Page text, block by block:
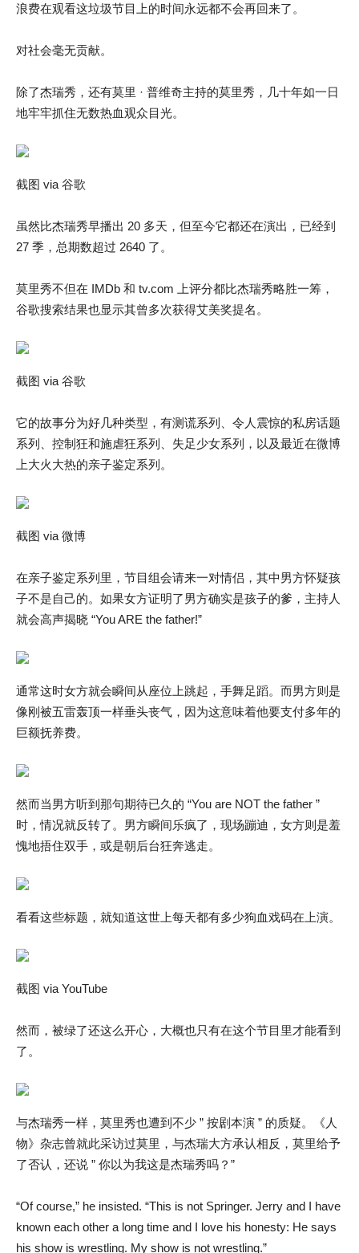
浪费在观看这垃圾节目上的时间永远都不会再回来了。
对社会毫无贡献。
除了杰瑞秀，还有莫里 · 普维奇主持的莫里秀，几十年如一日
地牢牢抓住无数热血观众目光。
截图 via 谷歌
虽然比杰瑞秀早播出 20 多天，但至今它都还在演出，已经到
27 季，总期数超过 2640 了。
莫里秀不但在 IMDb 和 tv.com 上评分都比杰瑞秀略胜一筹，
谷歌搜索结果也显示其曾多次获得艾美奖提名。
截图 via 谷歌
它的故事分为好几种类型，有测谎系列、令人震惊的私房话题
系列、控制狂和施虐狂系列、失足少女系列，以及最近在微博
上大火大热的亲子鉴定系列。
截图 via 微博
在亲子鉴定系列里，节目组会请来一对情侣，其中男方怀疑孩
子不是自己的。如果女方证明了男方确实是孩子的爹，主持人
就会高声揭晓 “You ARE the father!”
通常这时女方就会瞬间从座位上跳起，手舞足蹈。而男方则是
像刚被五雷轰顶一样垂头丧气，因为这意味着他要支付多年的
巨额抚养费。
然而当男方听到那句期待已久的 “You are NOT the father ”
时，情况就反转了。男方瞬间乐疯了，现场蹦迪，女方则是羞
愧地捂住双手，或是朝后台狂奔逃走。
看看这些标题，就知道这世上每天都有多少狗血戏码在上演。
截图 via YouTube
然而，被绿了还这么开心，大概也只有在这个节目里才能看到
了。
与杰瑞秀一样，莫里秀也遭到不少 ” 按剧本演 ” 的质疑。《人
物》杂志曾就此采访过莫里，与杰瑞大方承认相反，莫里给予
了否认，还说 ” 你以为我这是杰瑞秀吗？”
“Of course,” he insisted. “This is not Springer. Jerry and I have
known each other a long time and I love his honesty: He says
his show is wrestling. My show is not wrestling.”